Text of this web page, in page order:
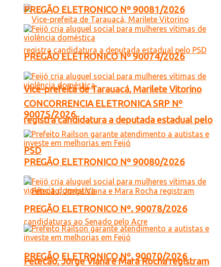
Vice-prefeita de Tarauacá, Marilete Vitorino
registra candidatura a deputada estadual pelo
PSD
Petecão, Jorge Viana e Mara Rocha registram
PREGÃO ELETRONICO Nº 90081/2026
PREGÃO ELETRONICO Nº 90074/2026
CONCORRENCIA ELETRONICA SRP Nº
90075/2026
PREGÃO ELETRONICO Nº 90080/2026
PREGÃO ELETRONICO Nº. 90078/2026
PREGÃO ELETRONICO Nº. 90070/2026